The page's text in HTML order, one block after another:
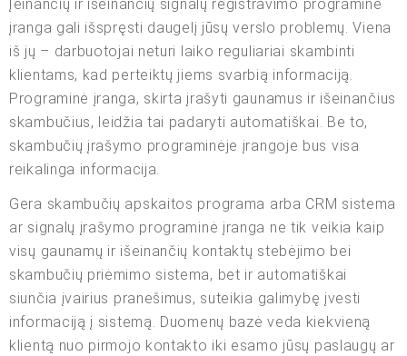
Įeinančių ir išeinančių signalų registravimo programinė
įranga gali išspręsti daugelį jūsų verslo problemų. Viena
iš jų – darbuotojai neturi laiko reguliariai skambinti
klientams, kad perteiktų jiems svarbią informaciją.
Programinė įranga, skirta įrašyti gaunamus ir išeinančius
skambučius, leidžia tai padaryti automatiškai. Be to,
skambučių įrašymo programinėje įrangoje bus visa
reikalinga informacija.
Gera skambučių apskaitos programa arba CRM sistema
ar signalų įrašymo programinė įranga ne tik veikia kaip
visų gaunamų ir išeinančių kontaktų stebėjimo bei
skambučių priėmimo sistema, bet ir automatiškai
siunčia įvairius pranešimus, suteikia galimybę įvesti
informaciją į sistemą. Duomenų bazė veda kiekvieną
klientą nuo pirmojo kontakto iki esamo jūsų paslaugų ar